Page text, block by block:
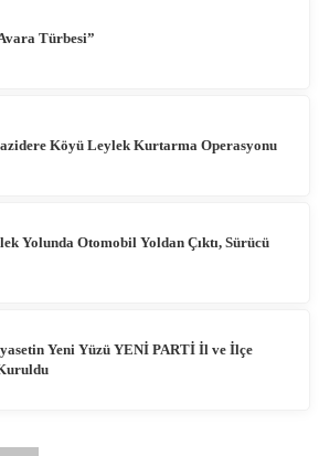
Türbesi”
Köyü Leylek Kurtarma Operasyonu
Yolunda Otomobil Yoldan Çıktı, Sürücü
Yeni Yüzü YENİ PARTİ İl ve İlçe